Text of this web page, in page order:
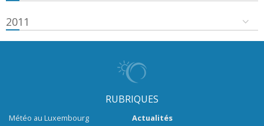
2011
RUBRIQUES
Météo au Luxembourg
Actualités